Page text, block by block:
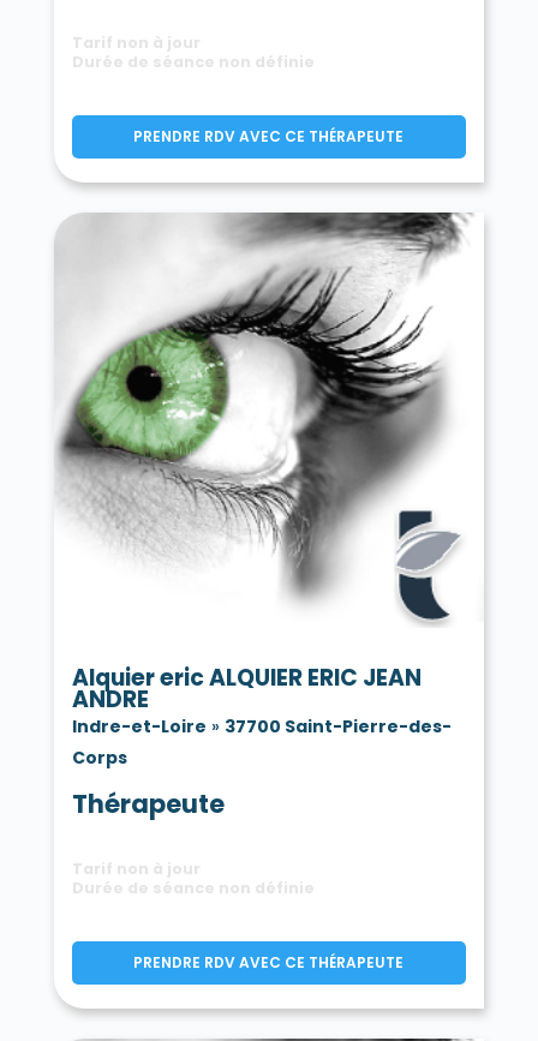
Tarif non à jour
Durée de séance non définie
PRENDRE RDV AVEC CE THÉRAPEUTE
Alquier eric ALQUIER ERIC JEAN
ANDRE
Indre-et-Loire » 37700 Saint-Pierre-des-
Corps
Thérapeute
Tarif non à jour
Durée de séance non définie
PRENDRE RDV AVEC CE THÉRAPEUTE